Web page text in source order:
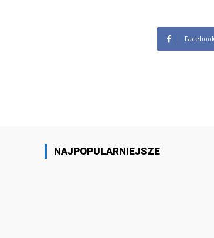
NAJPOPULARNIEJSZE